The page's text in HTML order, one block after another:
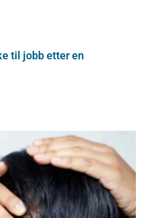
til jobb etter en